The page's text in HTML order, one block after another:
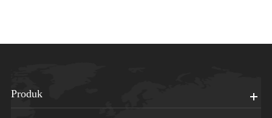
Produk